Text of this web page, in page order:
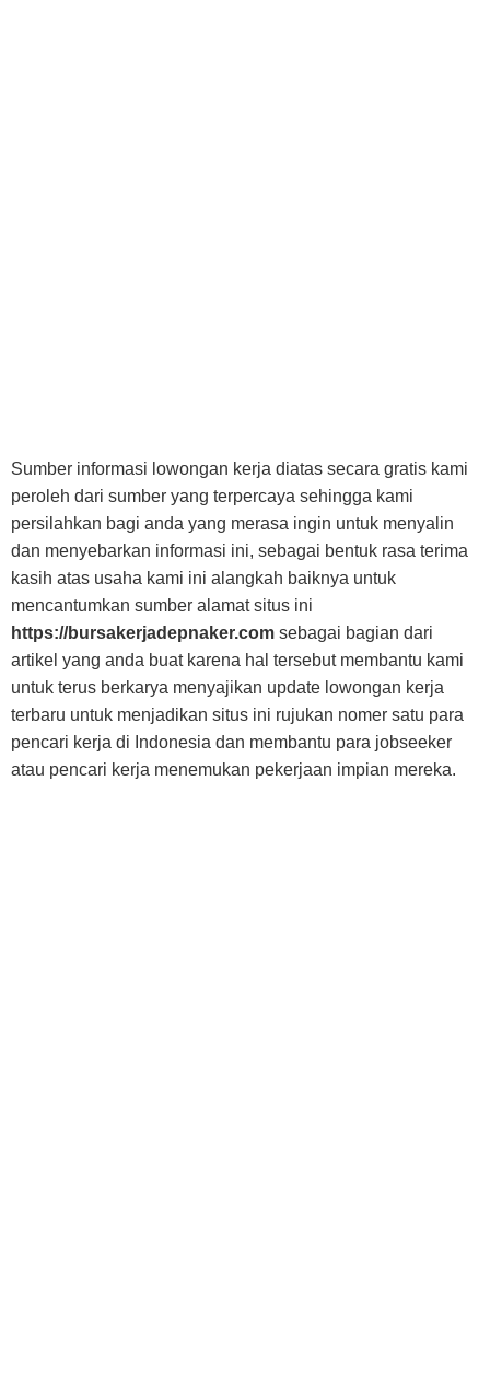
Sumber informasi lowongan kerja diatas secara gratis kami
peroleh dari sumber yang terpercaya sehingga kami
persilahkan bagi anda yang merasa ingin untuk menyalin
dan menyebarkan informasi ini, sebagai bentuk rasa terima
kasih atas usaha kami ini alangkah baiknya untuk
mencantumkan sumber alamat situs ini
https://bursakerjadepnaker.com sebagai bagian dari
artikel yang anda buat karena hal tersebut membantu kami
untuk terus berkarya menyajikan update lowongan kerja
terbaru untuk menjadikan situs ini rujukan nomer satu para
pencari kerja di Indonesia dan membantu para jobseeker
atau pencari kerja menemukan pekerjaan impian mereka.